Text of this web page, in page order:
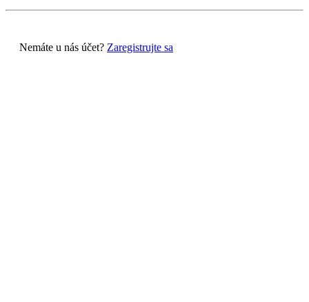
Nemáte u nás účet? Zaregistrujte sa